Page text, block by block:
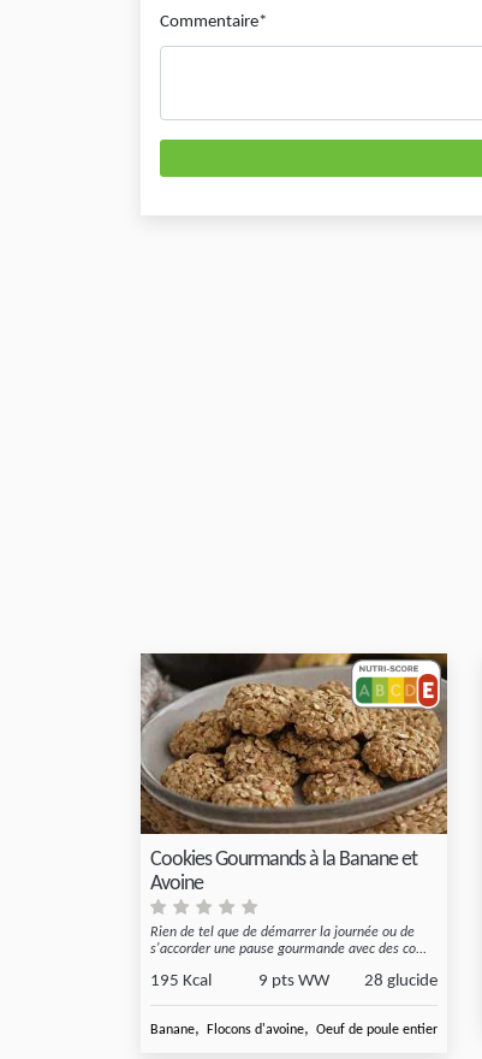
Commentaire*
Cookies Gourmands à la Banane et
Avoine
Rien de tel que de démarrer la journée ou de
s'accorder une pause gourmande avec des co...
195 Kcal 9 pts WW 28 glucide
Banane, Flocons d'avoine, Oeuf de poule entier